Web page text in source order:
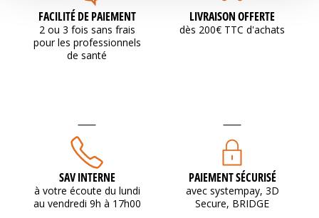
FACILITÉ DE PAIEMENT
2 ou 3 fois sans frais
pour les professionnels
de santé
LIVRAISON OFFERTE
dès 200€ TTC d'achats
SAV INTERNE
à votre écoute du lundi
au vendredi 9h à 17h00
PAIEMENT SÉCURISÉ
avec systempay, 3D
Secure, BRIDGE